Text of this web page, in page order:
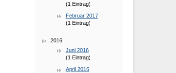
(1 Eintrag)
Februar 2017
(1 Eintrag)
2016
Juni 2016
(1 Eintrag)
April 2016